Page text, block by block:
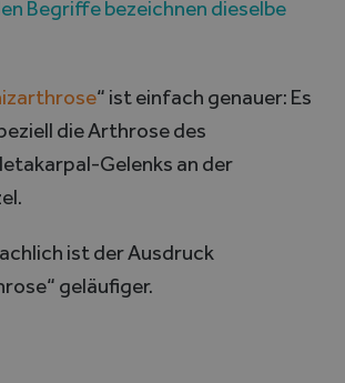
Begriffe bezeichnen dieselbe
“ ist einfach genauer: Es
die Arthrose des
Gelenks an der
ist der Ausdruck
geläufiger.